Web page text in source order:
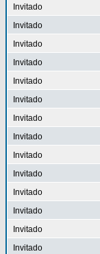
Invitado
Invitado
Invitado
Invitado
Invitado
Invitado
Invitado
Invitado
Invitado
Invitado
Invitado
Invitado
Invitado
Invitado